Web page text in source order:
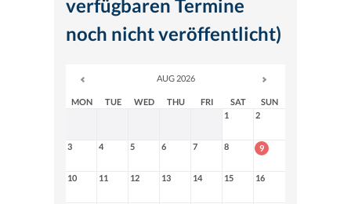
verfügbaren Termine
noch nicht veröffentlicht)
AUG 2026
MON TUE WED THU FRI SAT
SUN
1
2
3 4 5 6 7 8 9
10 11 12 13 14 15 16